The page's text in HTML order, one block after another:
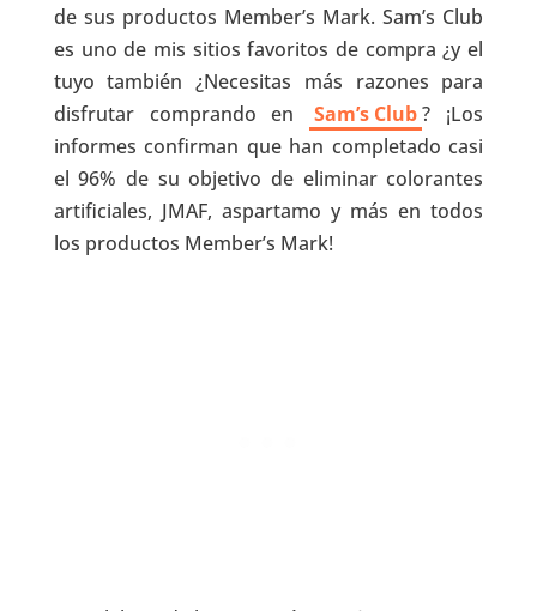
de sus productos Member’s Mark. Sam’s Club
es uno de mis sitios favoritos de compra ¿y el
tuyo también ¿Necesitas más razones para
disfrutar comprando en
Sam’s Club? ¡Los
informes confirman que han completado casi
el 96% de su objetivo de eliminar colorantes
artificiales, JMAF, aspartamo y más en todos
los productos Member’s Mark!